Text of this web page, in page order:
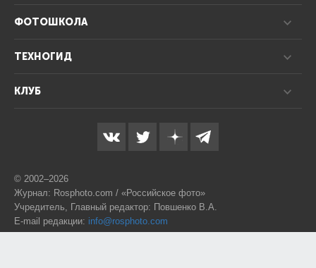
ФОТОШКОЛА
ТЕХНОГИД
КЛУБ
© 2002–2026
Журнал: Rosphoto.com / «Российское фото»
Учредитель, Главный редактор: Повшенко В.А.
E-mail редакции: info@rosphoto.com